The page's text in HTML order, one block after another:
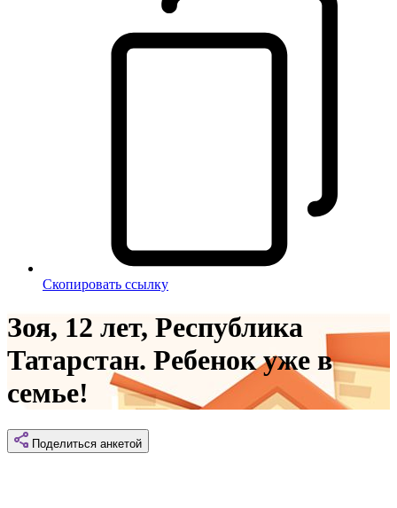
Скопировать ссылку
Зоя, 12 лет, Республика
Татарстан. Ребенок уже в
семье!
Поделиться анкетой